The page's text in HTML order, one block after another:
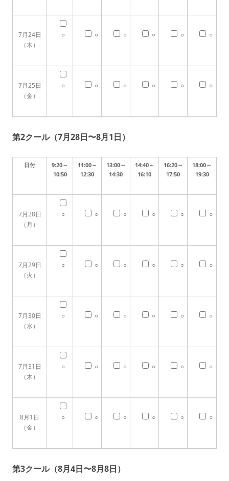
7月24日
（木）
○ ○ ○ ○ ○ ○
7月25日
（金）
○ ○ ○ ○ ○ ○
第2クール（7月28日〜8月1日）
日付
9:20～
10:50
11:00～
12:30
13:00～
14:30
14:40～
16:10
16:20～
17:50
18:00～
19:30
7月28日
（月）
○ ○ ○ ○ ○ ○
7月29日
（火）
○ ○ ○ ○ ○ ○
7月30日
（水）
○ ○ ○ ○ ○ ○
7月31日
（木）
○ ○ ○ ○ ○ ○
8月1日
（金）
○ ○ ○ ○ ○ ○
第3クール（8月4日〜8月8日）